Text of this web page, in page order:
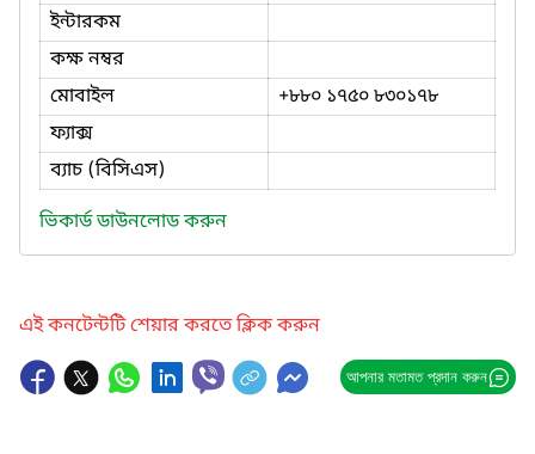
ইন্টারকম
কক্ষ নম্বর
মোবাইল
+৮৮০ ১৭৫০ ৮৩০১৭৮
ফ্যাক্স
ব্যাচ (বিসিএস)
ভিকার্ড ডাউনলোড করুন
এই কনটেন্টটি শেয়ার করতে ক্লিক করুন
আপনার মতামত প্রদান করুন